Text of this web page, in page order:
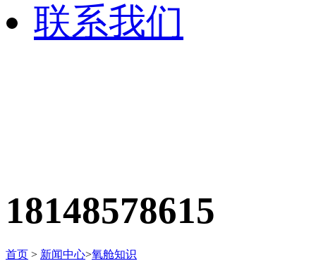
联系我们
18148578615
首页 > 新闻中心>氧舱知识